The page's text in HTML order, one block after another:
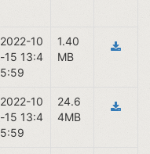
2022-10
-15 13:4
5:59
1.40
MB
2022-10
-15 13:4
5:59
24.6
4MB